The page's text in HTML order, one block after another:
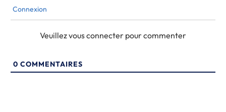
Connexion
Veuillez vous connecter pour commenter
0 COMMENTAIRES